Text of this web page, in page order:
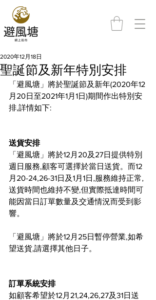
聖誕節及新年特別安排
2020年12月18日
「避風塘」將於聖誕節及新年(2020年12
月20日至2021年1月1日)期間作出特別安
排,詳情如下:
送貨安排
「避風塘」將於12月20及27日提供特別
週日服務,顧客可選擇於當日送貨。而12
月20-24,26-31日及1月1日,服務維持正常,
送貨時間也維持不變,但實際抵達時間可
能因當日訂單數量及交通情況而受到影
響。
「避風塘」將於12月25日暫停營業,如希
望送貨,請選擇其他日子。
訂單系統安排
如顧客希望於12月21,24,26,27及31日送